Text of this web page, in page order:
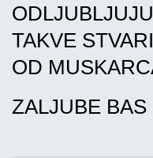
TAKVE
OD
ZALJUBE